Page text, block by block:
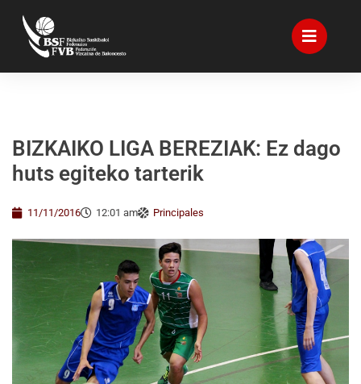
BIZKAIKO LIGA BEREZIAK: Ez dago
huts egiteko tarterik
11/11/2016 12:01 am Principales